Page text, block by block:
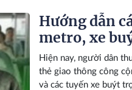
Hướng dẫn
metro, xe
Hiện nay, người dân
thẻ giao thông công
và các tuyến xe buýt